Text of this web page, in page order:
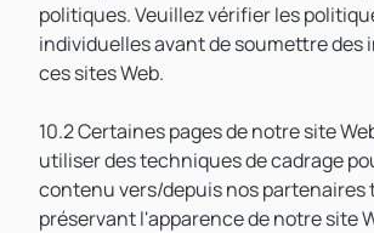
politiques. Veuillez vérifier les
individuelles avant de soumettre des
ces sites Web.
10.2 Certaines pages de notre site
utiliser des techniques de cadrage
contenu vers/depuis nos partenaires
préservant l'apparence de notre site